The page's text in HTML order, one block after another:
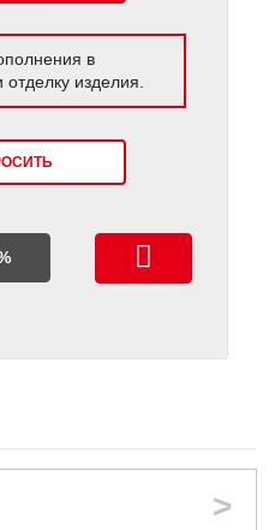
в
отделку изделия.